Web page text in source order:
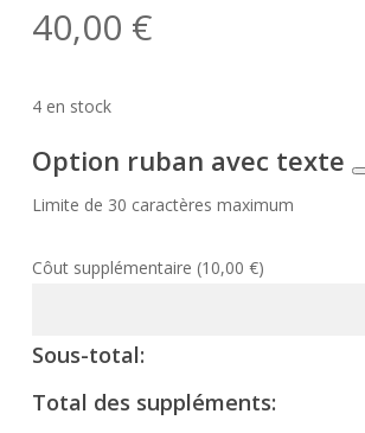
40,00 €
4 en stock
Option ruban avec texte
Limite de 30 caractères maximum
Côut supplémentaire (10,00 €)
Sous-total:
Total des suppléments: